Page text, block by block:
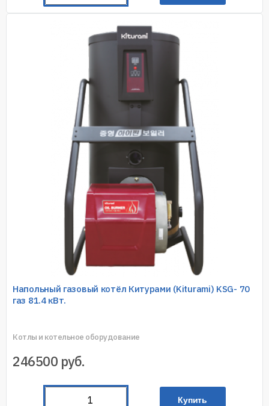
Напольный газовый котёл Китурами (Kiturami) KSG- 70
газ 81.4 кВт.
Котлы и котельное оборудование
246500 руб.
Купить